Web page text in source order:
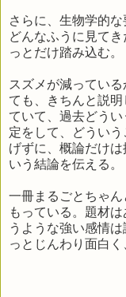
さらに、生物学的
どんなふうに見て
っとだけ踏み込む。
スズメが減ってい
ても、きちんと説
ていて、過去どう
定をして、どうい
げずに、概論だけ
いう結論を伝える。
一冊まるごとちゃ
もっている。題材
うような強い感情
っとじんわり面白く